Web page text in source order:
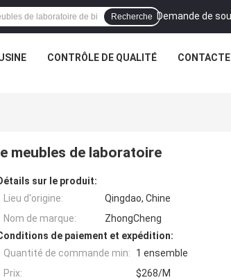
Demande de
Recherche
CONTRÔLE DE QUALITÉ
meubles de laboratoire
sur le produit:
Lieu d'origine:
Qingdao, Chine
Nom de marque:
ZhongCheng
de paiement et expédition:
Quantité de commande min:
1 ensemble
Prix:
$268/M